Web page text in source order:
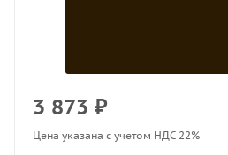
3 873 ₽
Цена указана с учетом НДС 22%